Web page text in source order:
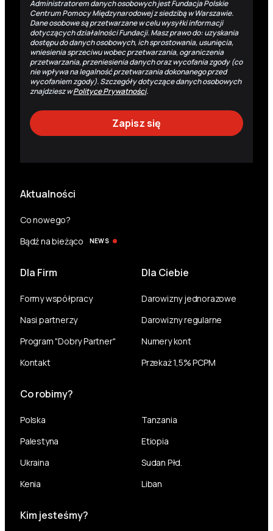
Administratorem danych osobowych jest Fundacja Polskie
Centrum Pomocy Międzynarodowej z siedzibą w Warszawie.
Dane osobowe są przetwarzane w celu wysyłki informacji
dotyczących działalności Fundacji. Masz prawo do: uzyskania
dostępu do danych osobowych, ich sprostowania, usunięcia,
wniesienia sprzeciwu wobec przetwarzania, ograniczenia
przetwarzania, przeniesienia danych oraz wycofania zgody (co
nie wpływa na legalność przetwarzania dokonanego przed
wycofaniem zgody). Szczegóły dotyczące danych osobowych
znajdziesz wPolityce Prywatności.
Aktualności
Co nowego?
Bądź na bieżąco
NEWS
Dla Firm
Formy współpracy
Nasi partnerzy
Program "Dobry Partner"
Kontakt
Dla Ciebie
Darowizny jednorazowe
Darowizny regularne
Numery kont
Przekaż 1,5% PCPM
Co robimy?
Polska
Palestyna
Ukraina
Kenia
Tanzania
Etiopia
Sudan Płd.
Liban
Kim jesteśmy?